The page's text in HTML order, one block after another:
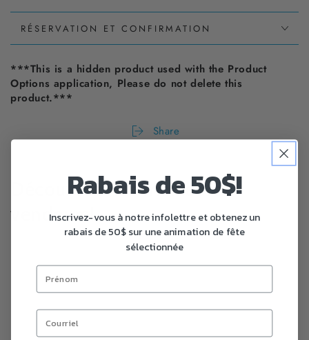
RÉSERVATION ET CONFIRMATION
***This is a hidden product used with the Product
Options application, Please do not delete this
product.***
Share
Découvrez nos meilleures
vendeurs!
Rabais de 50$!
Inscrivez-vous à notre infolettre et obtenez un
rabais de 50$ sur une animation de fête
sélectionnée